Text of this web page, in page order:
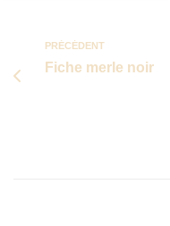
PRÉCÉDENT
Fiche merle noir